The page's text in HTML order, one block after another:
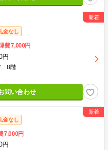
金なし
費7,000円
円
8階
問い合わせ
金なし
7,000円
円